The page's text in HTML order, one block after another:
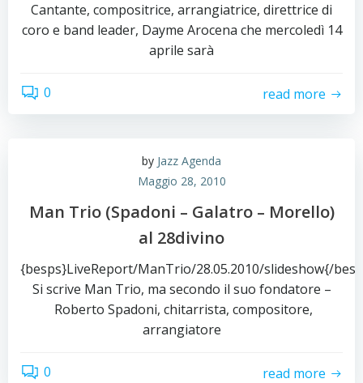
Cantante, compositrice, arrangiatrice, direttrice di
coro e band leader, Dayme Arocena che mercoledì 14
aprile sarà
0 read more
by Jazz Agenda
Maggio 28, 2010
Man Trio (Spadoni – Galatro – Morello)
al 28divino
{besps}LiveReport/ManTrio/28.05.2010/slideshow{/
Si scrive Man Trio, ma secondo il suo fondatore –
Roberto Spadoni, chitarrista, compositore,
arrangiatore
0 read more